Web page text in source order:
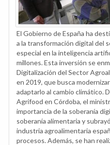
El Gobierno de España ha
a la transformación digital del
especial en la inteligencia
millones. Esta inversión se
Digitalización del Sector
en 2019, que busca
adaptarlo al cambio climático.
Agrifood en Córdoba, el
importancia de la soberanía
soberanía alimentaria y
industria agroalimentaria
procesos. Además, se han